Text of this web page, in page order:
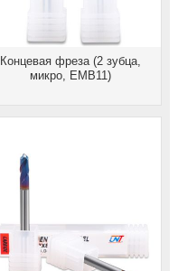
Концевая фреза (2 зубца,
микро, EMB11)